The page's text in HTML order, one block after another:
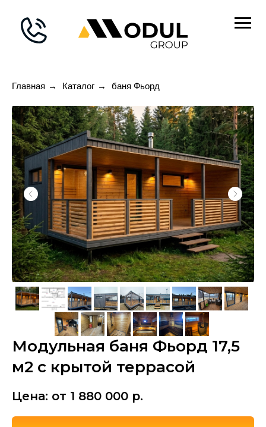
Главная → Каталог → баня Фьорд
Модульная баня Фьорд 17,5
м2 с крытой террасой
Цена: от 1 880 000 р.